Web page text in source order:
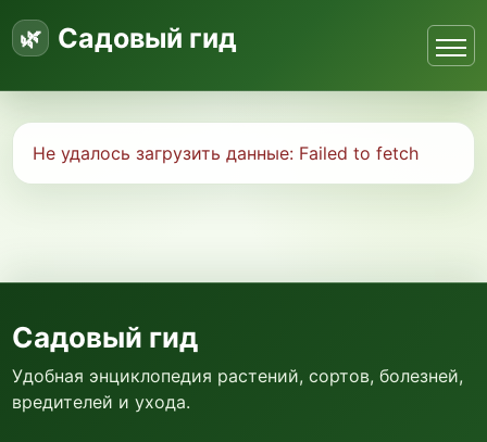
Садовый гид
Не удалось загрузить данные: Failed to fetch
Садовый гид
Удобная энциклопедия растений, сортов, болезней,
вредителей и ухода.